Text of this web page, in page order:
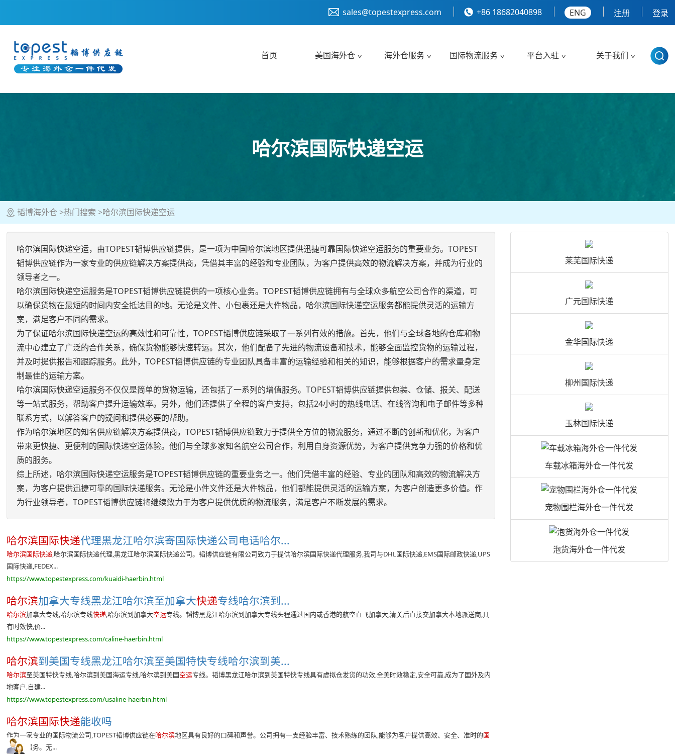
sales@topestexpress.com +86 18682040898 ENG 注册 登录
首页 美国海外仓 海外仓服务 国际物流服务 平台入驻 关于我们
哈尔滨国际快递空运
韬博海外仓 热门搜索 哈尔滨国际快递空运
哈尔滨国际快递空运，由TOPEST韬博供应链提供，是一项为中国哈尔滨地区提供迅捷可靠国际快递空运服务的重要业务。TOPEST
韬博供应链作为一家专业的供应链解决方案提供商，凭借其丰富的经验和专业团队，为客户提供高效的物流解决方案，并成为行业的
领导者之一。
哈尔滨国际快递空运服务是TOPEST韬博供应链提供的一项核心业务。TOPEST韬博供应链拥有与全球众多航空公司合作的渠道，可
以确保货物在最短的时间内安全抵达目的地。无论是文件、小包裹还是大件物品，哈尔滨国际快递空运服务都能提供灵活的运输方
案，满足客户不同的需求。
为了保证哈尔滨国际快递空运的高效性和可靠性，TOPEST韬博供应链采取了一系列有效的措施。首先，他们与全球各地的仓库和物
流中心建立了广泛的合作关系，确保货物能够快速转运。其次，他们配备了先进的物流设备和技术，能够全面监控货物的运输过程，
并及时提供报告和跟踪服务。此外，TOPEST韬博供应链的专业团队具备丰富的运输经验和相关的知识，能够根据客户的需求量身定
制最佳的运输方案。
哈尔滨国际快递空运服务不仅仅是简单的货物运输，还包括了一系列的增值服务。TOPEST韬博供应链提供包装、仓储、报关、配送
等一站式服务，帮助客户提升运输效率。另外，他们还提供了全程的客户支持，包括24小时的热线电话、在线咨询和电子邮件等多种
联系方式，以解答客户的疑问和提供必要的帮助。
作为哈尔滨地区的知名供应链解决方案提供商，TOPEST韬博供应链致力于提供全方位的物流服务，通过不断的创新和优化，为客户
带来更快捷、更便利的国际快递空运体验。他们与全球多家知名航空公司合作，利用自身资源优势，为客户提供竞争力强的价格和优
质的服务。
综上所述，哈尔滨国际快递空运服务是TOPEST韬博供应链的重要业务之一。他们凭借丰富的经验、专业的团队和高效的物流解决方
案，为客户提供迅捷可靠的国际快递服务。无论是小件文件还是大件物品，他们都能提供灵活的运输方案，为客户创造更多价值。作
为行业领导者，TOPEST韬博供应链将继续致力于为客户提供优质的物流服务，满足客户不断发展的需求。
哈尔滨国际快递代理黑龙江哈尔滨寄国际快递公司电话哈尔...
哈尔滨国际快递,哈尔滨国际快递代理,黑龙江哈尔滨国际快递公司。韬博供应链有限公司致力于提供哈尔滨国际快递代理服务,我司与DHL国际快递,EMS国际邮政快递,UPS
国际快递,FEDEX...
https://www.topestexpress.com/kuaidi-haerbin.html
哈尔滨加拿大专线黑龙江哈尔滨至加拿大快递专线哈尔滨到...
哈尔滨加拿大专线,哈尔滨专线快递,哈尔滨到加拿大空运专线。韬博黑龙江哈尔滨到加拿大专线头程通过国内或香港的航空直飞加拿大,清关后直接交加拿大本地派送商,具
有时效快,价...
https://www.topestexpress.com/caline-haerbin.html
哈尔滨到美国专线黑龙江哈尔滨至美国特快专线哈尔滨到美...
哈尔滨至美国特快专线,哈尔滨到美国海运专线,哈尔滨到美国空运专线。韬博黑龙江哈尔滨到美国特快专线具有虚拟仓发货的功效,全美时效稳定,安全可靠,成为了国外及内
地客户,自建...
https://www.topestexpress.com/usaline-haerbin.html
哈尔滨国际快递能收吗
作为一家专业的国际物流公司,TOPEST韬博供应链在哈尔滨地区具有良好的口碑和声誉。公司拥有一支经验丰富、技术熟练的团队,能够为客户提供高效、安全、准时的国
际快递
服务。无...
莱芜国际快递
广元国际快递
金华国际快递
柳州国际快递
玉林国际快递
车载冰箱海外仓一件代发
宠物围栏海外仓一件代发
泡货海外仓一件代发